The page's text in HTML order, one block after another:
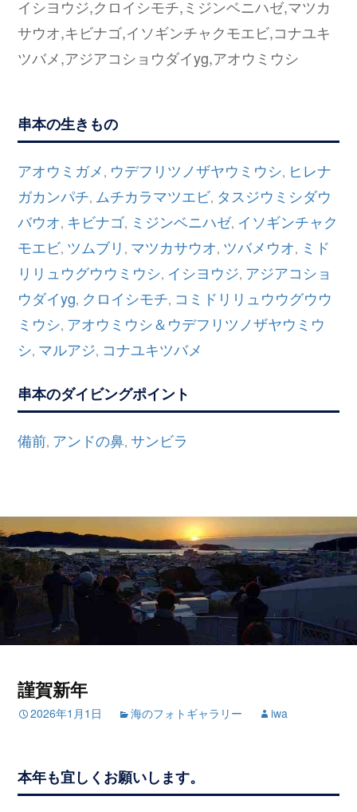
イシヨウジ,クロイシモチ,ミジンベニハゼ,マツカ
サウオ,キビナゴ,イソギンチャクモエビ,コナユキ
ツバメ,アジアコショウダイyg,アオウミウシ
串本の生きもの
アオウミガメ , ウデフリツノザヤウミウシ, ヒレナ
ガカンパチ, ムチカラマツエビ, タスジウミシダウ
バウオ, キビナゴ, ミジンベニハゼ, イソギンチャク
モエビ, ツムブリ , マツカサウオ, ツバメウオ, ミド
リリュウグウウミウシ, イシヨウジ, アジアコショ
ウダイyg, クロイシモチ, コミドリリュウウグウウ
ミウシ, アオウミウシ＆ウデフリツノザヤウミウ
シ, マルアジ, コナユキツバメ
串本のダイビングポイント
備前, アンドの鼻,サンビラ
謹賀新年
2026年1月1日 海のフォトギャラリー iwa
本年も宜しくお願いします。